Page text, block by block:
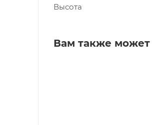
Высота
Вам также может